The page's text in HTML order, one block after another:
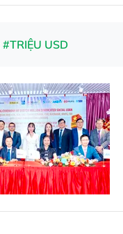
#TRIỆU USD